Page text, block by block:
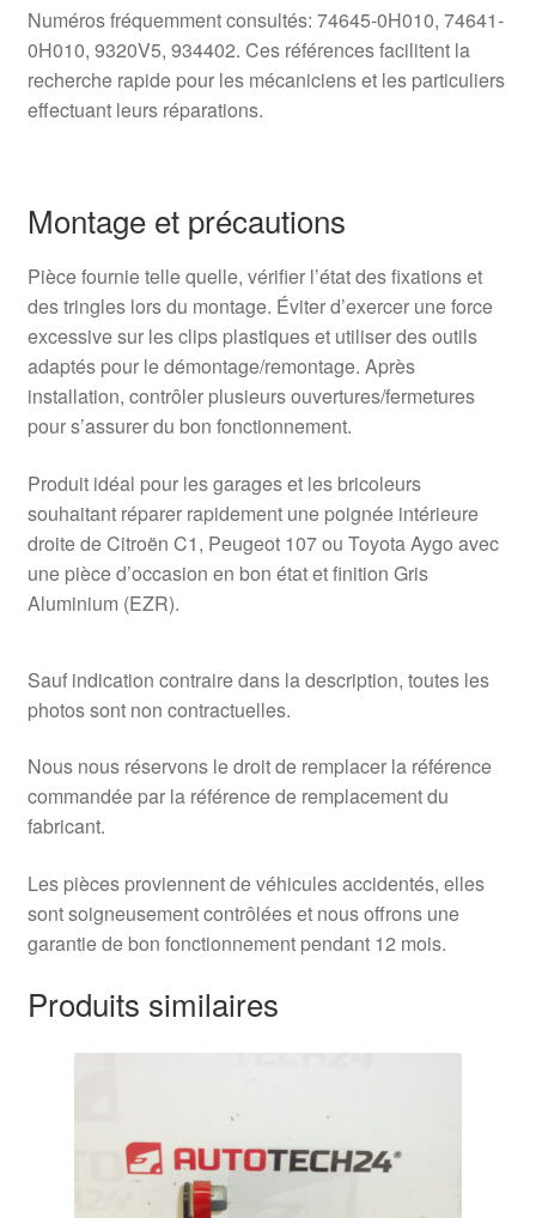
Numéros fréquemment consultés: 74645-0H010, 74641-
0H010, 9320V5, 934402. Ces références facilitent la
recherche rapide pour les mécaniciens et les particuliers
effectuant leurs réparations.
Montage et précautions
Pièce fournie telle quelle, vérifier l’état des fixations et
des tringles lors du montage. Éviter d’exercer une force
excessive sur les clips plastiques et utiliser des outils
adaptés pour le démontage/remontage. Après
installation, contrôler plusieurs ouvertures/fermetures
pour s’assurer du bon fonctionnement.
Produit idéal pour les garages et les bricoleurs
souhaitant réparer rapidement une poignée intérieure
droite de Citroën C1, Peugeot 107 ou Toyota Aygo avec
une pièce d’occasion en bon état et finition Gris
Aluminium (EZR).
Sauf indication contraire dans la description, toutes les
photos sont non contractuelles.
Nous nous réservons le droit de remplacer la référence
commandée par la référence de remplacement du
fabricant.
Les pièces proviennent de véhicules accidentés, elles
sont soigneusement contrôlées et nous offrons une
garantie de bon fonctionnement pendant 12 mois.
Produits similaires